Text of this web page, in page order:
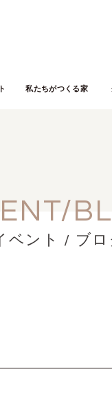
私たちがつくる家
ベント / ブロ